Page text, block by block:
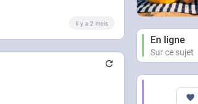
il y a 2 mois
En ligne
Sur ce sujet